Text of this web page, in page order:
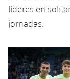
líderes en
jornadas.